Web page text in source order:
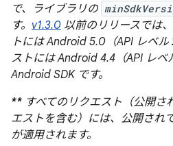
で、ライブラリの
す。 v1.3.0 以前のリリースでは
トには Android 5.0（API レベ
ストには Android 4.4（API レベ
Android SDK です。
** すべてのリクエスト（公開
エストを含む）には、公開され
が適用されます。